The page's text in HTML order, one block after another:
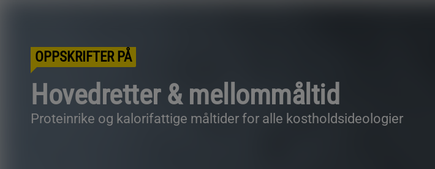
OPPSKRIFTER PÅ
Hovedretter & mellommåltid
Proteinrike og kalorifattige måltider for alle kostholdsideologier